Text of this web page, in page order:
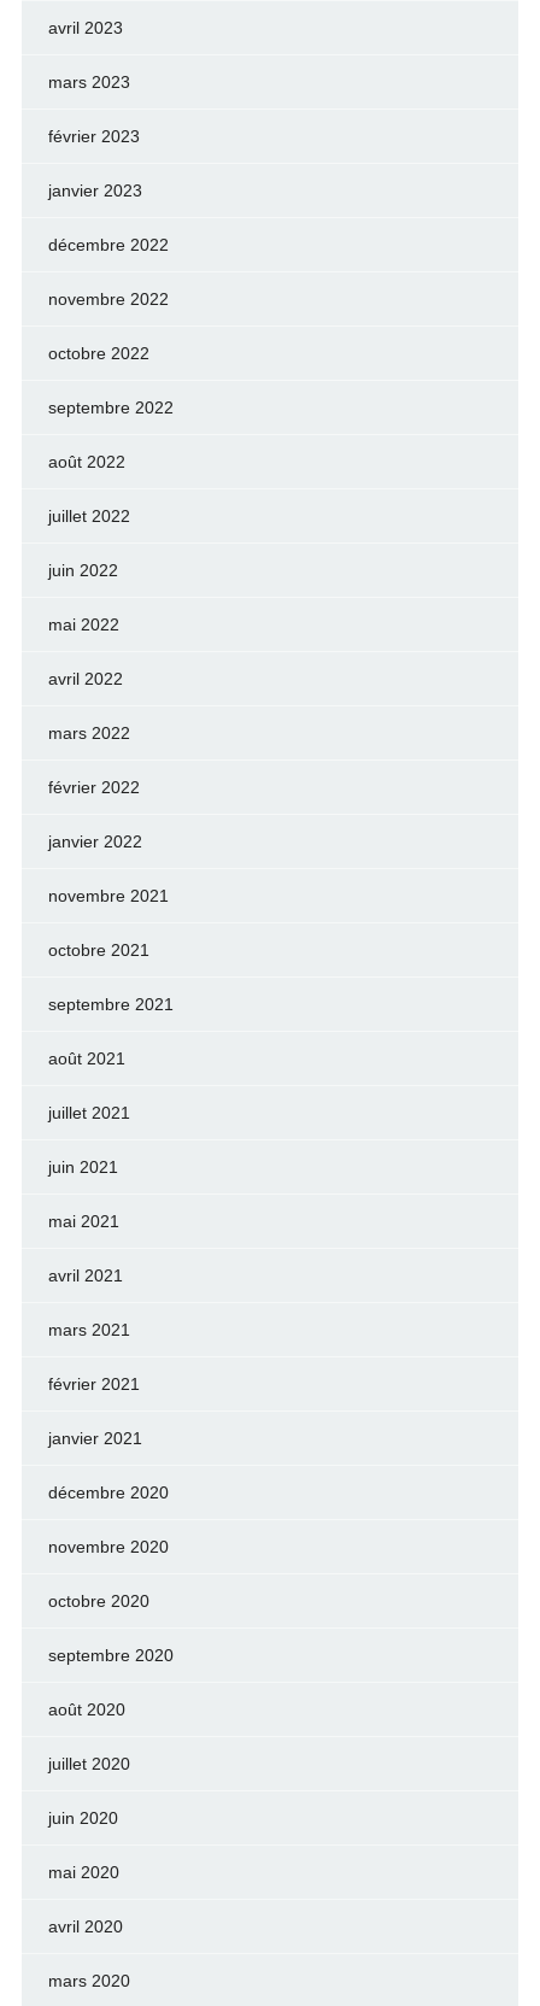
avril 2023
mars 2023
février 2023
janvier 2023
décembre 2022
novembre 2022
octobre 2022
septembre 2022
août 2022
juillet 2022
juin 2022
mai 2022
avril 2022
mars 2022
février 2022
janvier 2022
novembre 2021
octobre 2021
septembre 2021
août 2021
juillet 2021
juin 2021
mai 2021
avril 2021
mars 2021
février 2021
janvier 2021
décembre 2020
novembre 2020
octobre 2020
septembre 2020
août 2020
juillet 2020
juin 2020
mai 2020
avril 2020
mars 2020